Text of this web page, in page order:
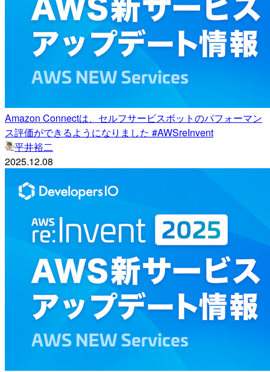
Amazon Connectは、セルフサービスボットのパフォーマン
ス評価ができるようになりました #AWSreInvent
平井裕二
2025.12.08